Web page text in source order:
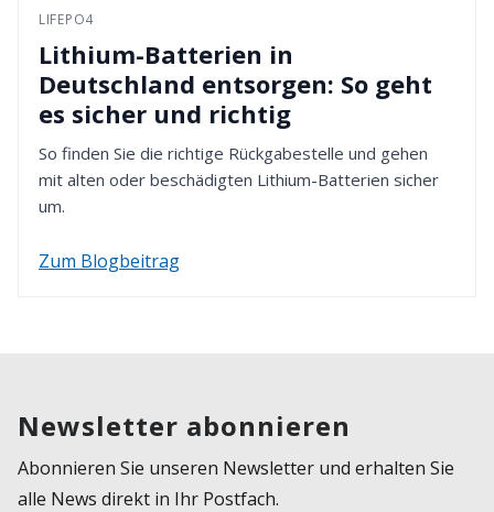
LIFEPO4
Lithium-Batterien in
Deutschland entsorgen: So geht
es sicher und richtig
So finden Sie die richtige Rückgabestelle und gehen
mit alten oder beschädigten Lithium-Batterien sicher
um.
Zum Blogbeitrag
Newsletter abonnieren
Abonnieren Sie unseren Newsletter und erhalten Sie
alle News direkt in Ihr Postfach.